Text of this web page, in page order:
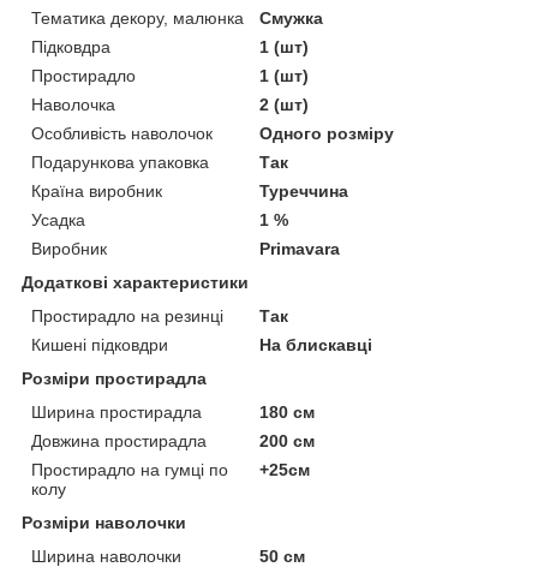
Тематика декору, малюнка
Смужка
Підковдра
1 (шт)
Простирадло
1 (шт)
Наволочка
2 (шт)
Особливість наволочок
Одного розміру
Подарункова упаковка
Так
Країна виробник
Туреччина
Усадка
1 %
Виробник
Primavara
Додаткові характеристики
Простирадло на резинці
Так
Кишені підковдри
На блискавці
Розміри простирадла
Ширина простирадла
180 см
Довжина простирадла
200 см
Простирадло на гумці по
колу
+25см
Розміри наволочки
Ширина наволочки
50 см